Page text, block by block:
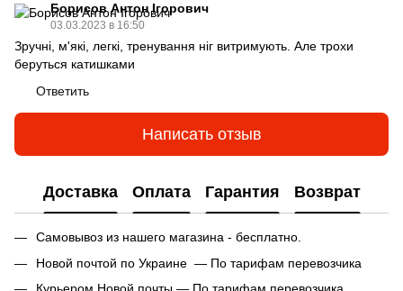
Борисов Антон Ігорович
03.03.2023 в 16:50
Зручні, м'які, легкі, тренування ніг витримують. Але трохи
беруться катишками
Ответить
Написать отзыв
Доставка Оплата Гарантия Возврат
Самовывоз из нашего магазина - бесплатно.
Новой почтой по Украине — По тарифам перевозчика